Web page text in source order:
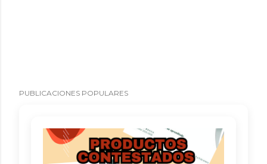
PUBLICACIONES POPULARES